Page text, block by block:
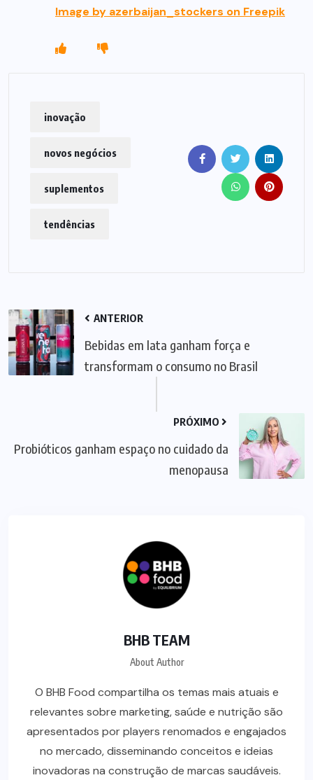
Image by azerbaijan_stockers on Freepik
inovação
novos negócios
suplementos
tendências
ANTERIOR
Bebidas em lata ganham força e
transformam o consumo no Brasil
PRÓXIMO
Probióticos ganham espaço no cuidado da
menopausa
BHB TEAM
About Author
O BHB Food compartilha os temas mais atuais e
relevantes sobre marketing, saúde e nutrição são
apresentados por players renomados e engajados
no mercado, disseminando conceitos e ideias
inovadoras na construção de marcas saudáveis.